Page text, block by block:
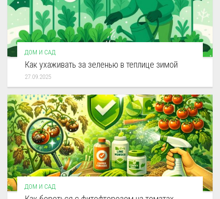
ДОМ И САД
Как ухаживать за зеленью в теплице зимой
27.09.2025
ДОМ И САД